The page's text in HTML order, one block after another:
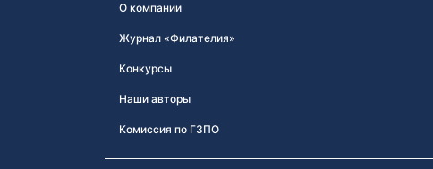
О компании
Журнал «Филателия»
Конкурсы
Наши авторы
Комиссия по ГЗПО